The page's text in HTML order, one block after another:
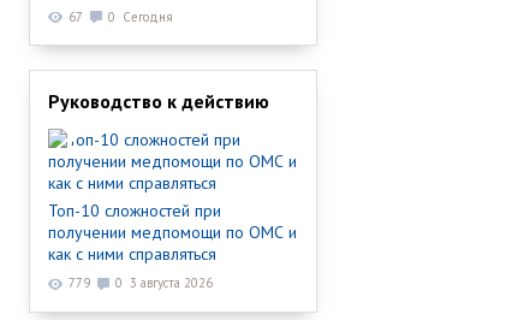
67 0 Сегодня
Руководство к действию
Топ-10 сложностей при
получении медпомощи по ОМС и
как с ними справляться
779 0 3 августа 2026